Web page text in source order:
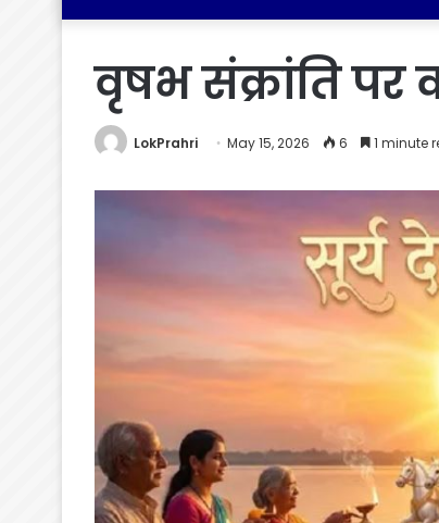
वृषभ संक्रांति पर
LokPrahri May 15, 2026 6 1 minute